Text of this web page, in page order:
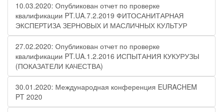
10.03.2020: Опубликован отчет по проверке
квалификации PT.UA.7.2.2019 ФИТОСАНИТАРНАЯ
ЭКСПЕРТИЗА ЗЕРНОВЫХ И МАСЛИЧНЫХ КУЛЬТУР
27.02.2020: Опубликован отчет по проверке
квалификации PT.UA.1.2.2016 ИСПЫТАНИЯ КУКУРУЗЫ
(ПОКАЗАТЕЛИ КАЧЕСТВА)
30.01.2020: Международная конференция EURACHEM
PT 2020